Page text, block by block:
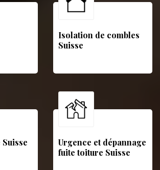
Isolation de combles
Suisse
Urgence et dépannage
fuite toiture Suisse